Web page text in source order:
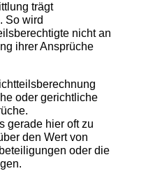
trägt
So wird
nicht an
ihrer Ansprüche
oder gerichtliche
gerade hier oft zu
den Wert von
oder die